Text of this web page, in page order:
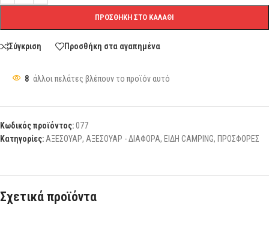
ΠΡΟΣΘΉΚΗ ΣΤΟ ΚΑΛΆΘΙ
Σύγκριση Προσθήκη στα αγαπημένα
8 άλλοι πελάτες βλέπουν το προϊόν αυτό
Κωδικός προϊόντος:077
Κατηγορίες: ΑΞΕΣΟΥΑΡ, ΑΞΕΣΟΥΑΡ - ΔΙΑΦΟΡΑ, ΕΙΔΗ CAMPING, ΠΡΟΣΦΟΡΕΣ
Σχετικά προϊόντα